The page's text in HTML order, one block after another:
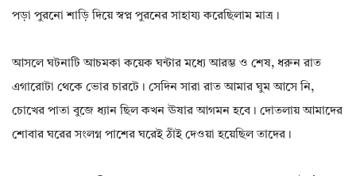
পড়া পুরনো শাড়ি দিয়ে স্বপ্ন পুরনের সাহায্য করেছিলাম মাত্র।
আসলে ঘটনাটি আচমকা কয়েক ঘন্টার মধ্যে আরম্ভ ও শেষ, ধরুন রাত
এগারোটা থেকে ভোর চারটে। সেদিন সারা রাত আমার ঘুম আসে নি,
চোখের পাতা বুজে ধ্যান ছিল কখন ঊষার আগমন হবে। দোতলায় আমাদের
শোবার ঘরের সংলগ্ন পাশের ঘরেই ঠাঁই দেওয়া হয়েছিল তাদের।